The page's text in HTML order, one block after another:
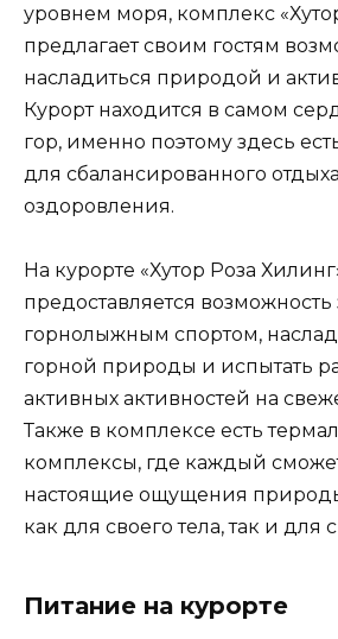
уровнем моря, комплекс
предлагает своим гостям
насладиться природой и
Курорт находится в самом
гор, именно поэтому здесь
для сбалансированного
оздоровления.
На курорте «Хутор Роза
предоставляется возможность
горнолыжным спортом,
горной природы и испытать
активных активностей на
Также в комплексе есть
комплексы, где каждый
настоящие ощущения
как для своего тела, так и для
Питание на курорте